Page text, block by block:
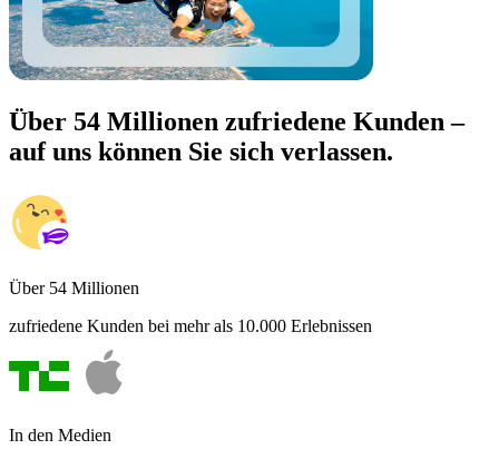
Über 54 Millionen zufriedene Kunden –
auf uns können Sie sich verlassen.
Über 54 Millionen
zufriedene Kunden bei mehr als 10.000 Erlebnissen
In den Medien